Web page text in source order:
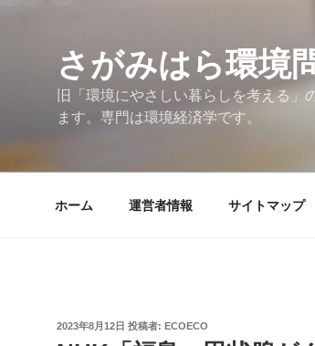
さがみはら環境
旧「環境にやさしい暮らしを考える
ます。専門は環境経済学です。
ホーム 運営者情報 サイトマップ
投
2023年8月12日 投稿者: ECOECO